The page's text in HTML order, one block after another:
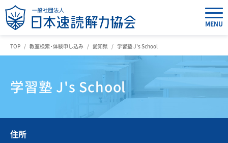
MENU
TOP 教室検索・体験申し込み 愛知県 学習塾 J's School
学習塾 J's School
住所